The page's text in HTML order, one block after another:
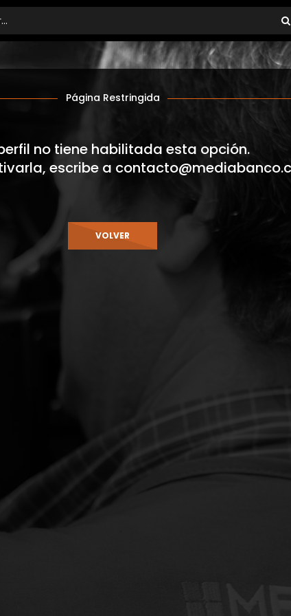
Página Restringida
no tiene habilitada esta opción.
escribe a